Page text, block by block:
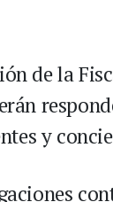
de la
y